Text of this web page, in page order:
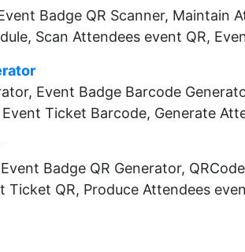
Badge QR Scanner, Maintain
Scan Attendees event QR,
Event Badge Barcode
Ticket Barcode, Generate
Badge QR Generator,
Ticket QR, Produce Attendees